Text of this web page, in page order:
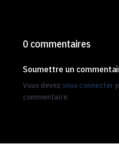
0 commentaires
Soumettre un
Vous devez vous connecter
commentaire.